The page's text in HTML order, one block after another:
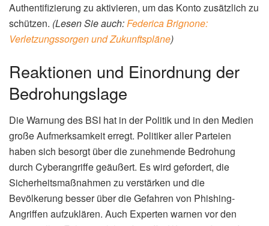
Authentifizierung zu aktivieren, um das Konto zusätzlich zu
schützen. (Lesen Sie auch:Federica Brignone:
Verletzungssorgen und Zukunftspläne)
Reaktionen und Einordnung der
Bedrohungslage
Die Warnung des BSI hat in der Politik und in den Medien
große Aufmerksamkeit erregt. Politiker aller Parteien
haben sich besorgt über die zunehmende Bedrohung
durch Cyberangriffe geäußert. Es wird gefordert, die
Sicherheitsmaßnahmen zu verstärken und die
Bevölkerung besser über die Gefahren von Phishing-
Angriffen aufzuklären. Auch Experten warnen vor den